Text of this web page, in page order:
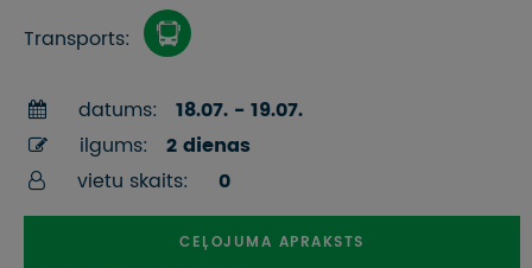
Transports:
datums:
18.07. - 19.07.
ilgums:
2 dienas
vietu skaits:
0
CEĻOJUMA APRAKSTS